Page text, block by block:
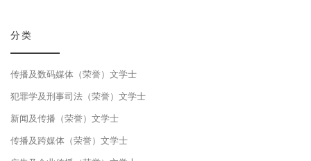
分类
传播及数码媒体（荣誉）文学士
犯罪学及刑事司法（荣誉）文学士
新闻及传播（荣誉）文学士
传播及跨媒体（荣誉）文学士